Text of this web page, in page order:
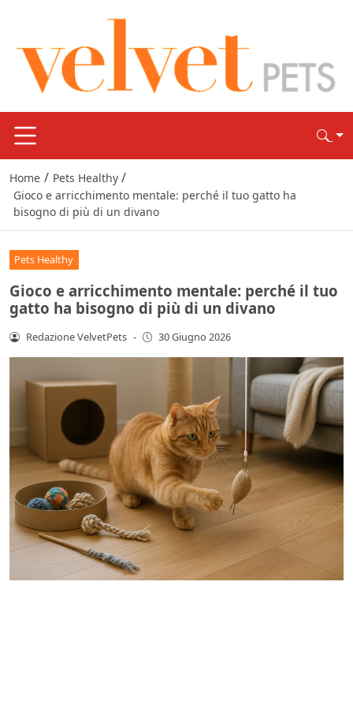
Home / Pets Healthy /
Gioco e arricchimento mentale: perché il tuo gatto ha
bisogno di più di un divano
Pets Healthy
Gioco e arricchimento mentale: perché il tuo
gatto ha bisogno di più di un divano
Redazione VelvetPets - 30 Giugno 2026